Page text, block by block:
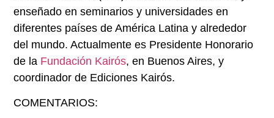
enseñado en seminarios y universidades en
diferentes países de América Latina y alrededor
del mundo. Actualmente es Presidente Honorario
de la Fundación Kairós, en Buenos Aires, y
coordinador de Ediciones Kairós.
COMENTARIOS: